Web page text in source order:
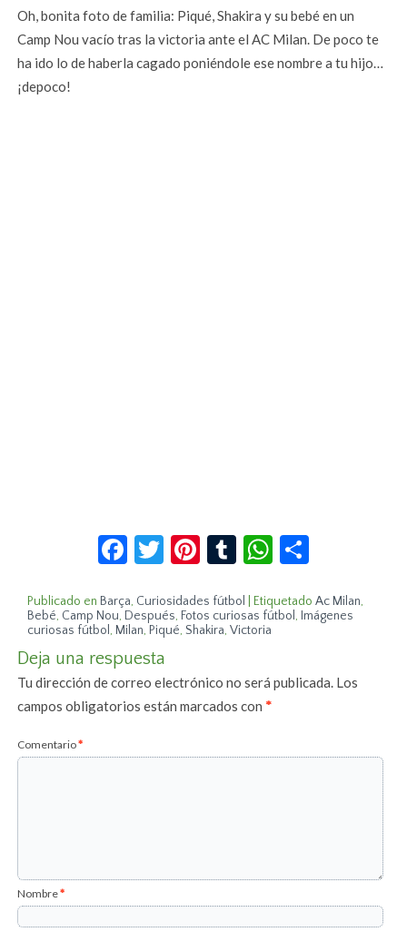
Oh, bonita foto de familia: Piqué, Shakira y su bebé en un
Camp Nou vacío tras la victoria ante el AC Milan. De poco te
ha ido lo de haberla cagado poniéndole ese nombre a tu hijo…
¡depoco!
Facebook
Twitter
Pinterest
TumblrWhatsApp
Publicado en Barça, Curiosidades fútbol Etiquetado Ac Milan,
Bebé, Camp Nou, Después, Fotos curiosas fútbol , Imágenes
curiosas fútbol , Milan, Piqué, Shakira,Victoria
Deja una respuesta
Tu dirección de correo electrónico no será publicada. Los
campos obligatorios están marcados con*
Comentario*
Nombre*